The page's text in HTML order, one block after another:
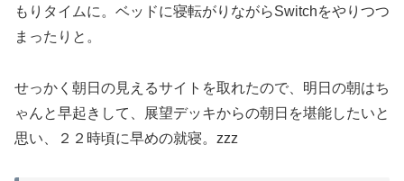
もりタイムに。ベッドに寝転がりながらSwitchをやりつつ
まったりと。
せっかく朝日の見えるサイトを取れたので、明日の朝はち
ゃんと早起きして、展望デッキからの朝日を堪能したいと
思い、２２時頃に早めの就寝。zzz